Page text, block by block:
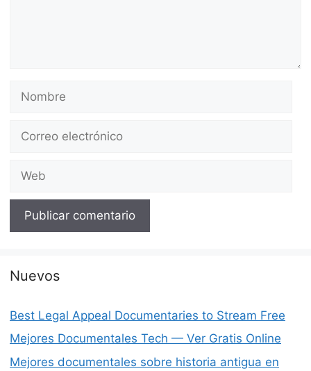
electrónico
Nuevos
Best Legal Appeal Documentaries to Stream Free
Mejores Documentales Tech — Ver Gratis Online
Mejores documentales sobre historia antigua en